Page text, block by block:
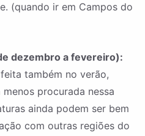
(quando ir em Campos do
dezembro a fevereiro):
também no verão,
procurada nessa
ainda podem ser bem
com outras regiões do